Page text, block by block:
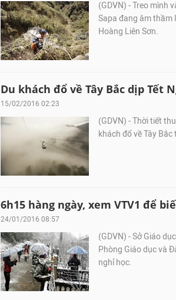
(GDVN) - Treo mình
Sapa đang âm thầm
Hoàng Liên Sơn.
Du khách đổ về Tây Bắc dịp Tết
15/02/2016 02:23
(GDVN) - Thời tiết
khách đổ về Tây
6h15 hàng ngày, xem VTV1 để
24/01/2016 08:57
(GDVN) - Sở Giáo
Phòng Giáo dục và
nghỉ học.